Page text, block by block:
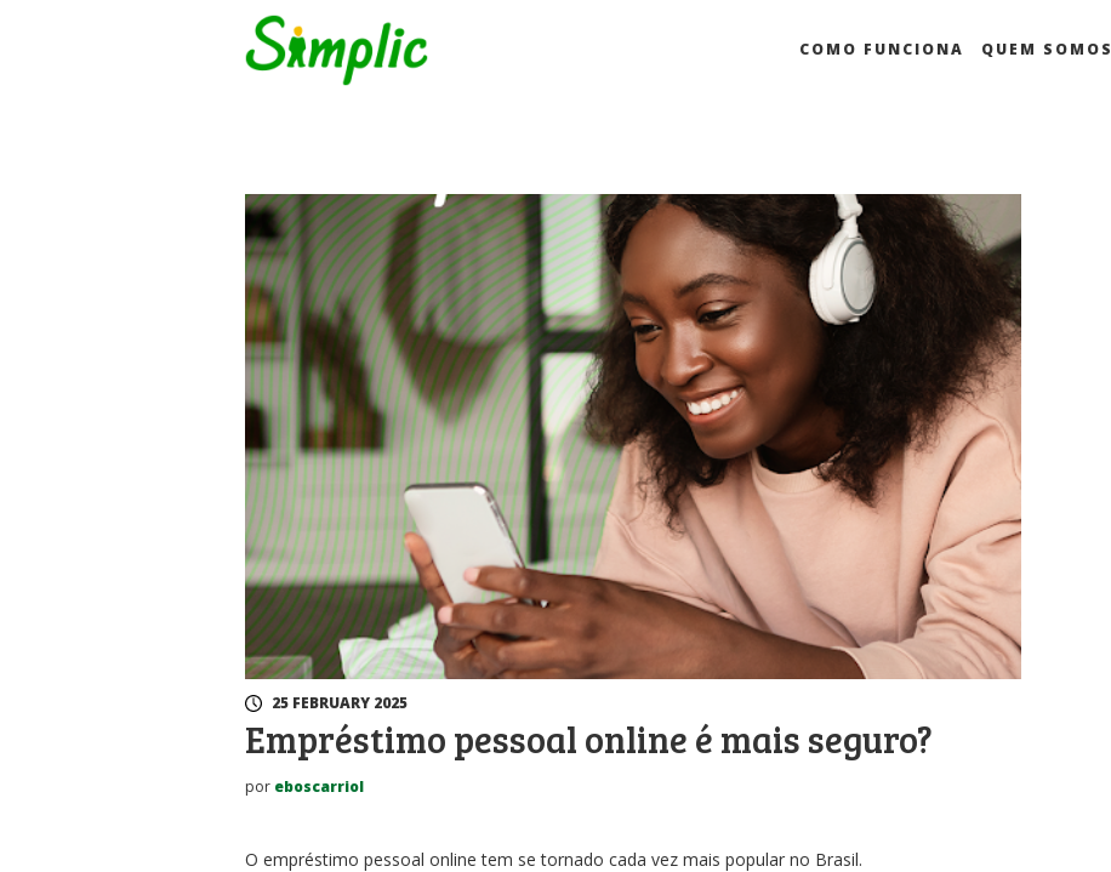
COMO FUNCIONA QUEM SOMOS
25 FEBRUARY 2025
Empréstimo pessoal online é mais seguro?
por eboscarriol
O empréstimo pessoal online tem se tornado cada vez mais popular no Brasil.